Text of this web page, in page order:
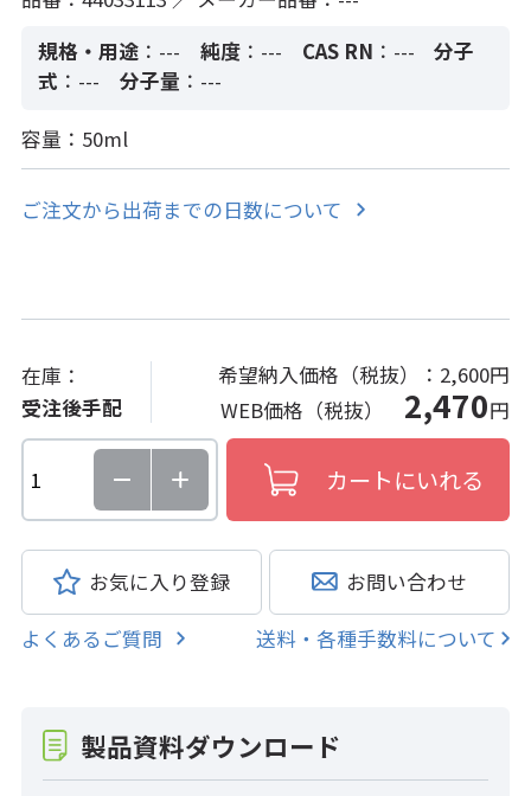
規格・用途 ：--- 純度：--- CAS RN ：---
分子
式 ：--- 分子量 ：---
容量：50ml
ご注文から出荷までの日数について
在庫：
受注後手配
希望納入価格（税抜）： 2,600円
WEB価格（税抜） 2,470円
お気に入り登録 お問い合わせ
よくあるご質問 送料・各種手数料について
製品資料ダウンロード